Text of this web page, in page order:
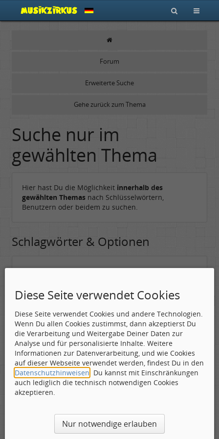
Forum
Erweiterte Suche
Gehe zurück zum Thema
Suche nur im
gewählten Thema
Hier hast Du die Möglichkeit innerhalb des
gewählten Themas nach Schlüsselwörtern,
Benutzern oder beidem zu suchen.
Schlagwörter & Optionen
Suchwörter:
werden soll.
Nach allen angegebenen Begriffen suchen.
Mindestens ein Begriff muss vorhanden sein.
Suche nach Benutzer:
Hier kannst Du (optional) nach einem Benutzer suchen, der den
Beitrag verfasst hat. Du kannst den * als Jokerzeichen benutzen, um
ähnliche Nutzernamen zu finden.
Die Visuelle Bestätigung hilft dabei automatische Spambots
und Scripte von den Diensten dieses Forums abzuhalten.
Derartige Scripte sind normalerweise nicht in der Lage den
Diese Seite verwendet Cookies
Diese Seite verwendet Cookies und andere Technologien.
Wenn Du allen Cookies zustimmst, dann akzeptierst Du
die Verarbeitung und Weitergabe Deiner Daten zur
Analyse und für personalisierte Inhalte. Weitere
Informationen zur Datenverarbeitung, und wie Cookies
auf dieser Webseite verwendet werden, findest Du in den
Datenschutzhinweisen . Du kannst mit Einschränkungen
auch lediglich die technisch notwendigen Cookies
akzeptieren.
Nur notwendige erlauben